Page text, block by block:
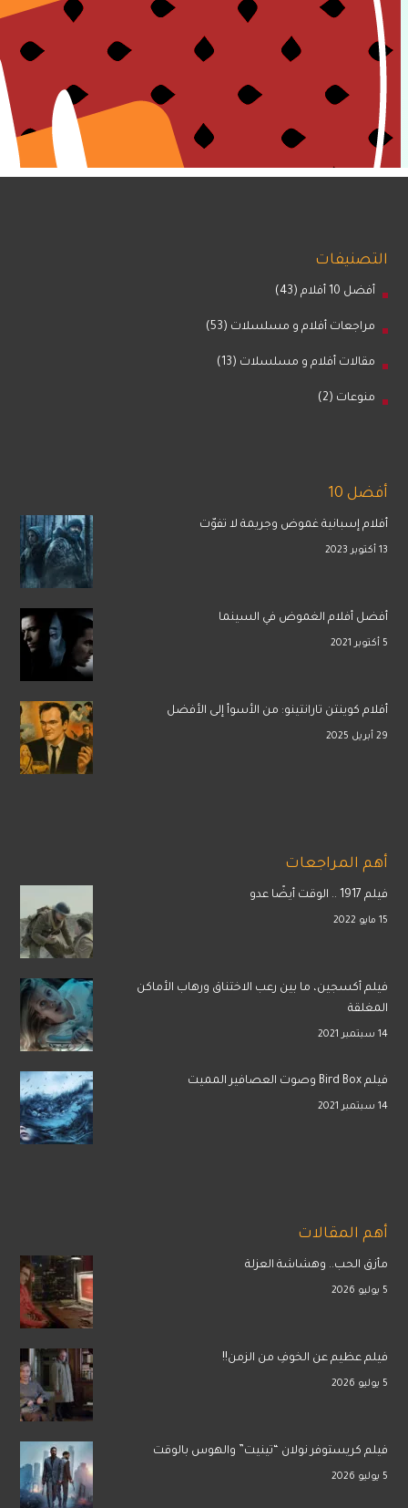
التصنيفات
أفضل 10 أفلام (43)
مراجعات أفلام و مسلسلات (53)
مقالات أفلام و مسلسلات (13)
منوعات (2)
أفضل 10
أفلام إسبانية غموض وجريمة لا تفوّت
13 أكتوبر 2023
أفضل أفلام الغموض في السينما
5 أكتوبر 2021
أفلام كوينتن تارانتينو: من الأسوأ إلى الأفضل
29 أبريل 2025
أهم المراجعات
فيلم 1917 .. الوقت أيضًا عدو
15 مايو 2022
فيلم أكسجين، ما بين رعب الاختناق ورهاب الأماكن
المغلقة
14 سبتمبر 2021
فيلم Bird Box وصوت العصافير المميت
14 سبتمبر 2021
أهم المقالات
مأزق الحب.. وهشاشة العزلة
5 يوليو 2026
فيلم عظيم عن الخوفِ من الزمن!!
5 يوليو 2026
فيلم كريستوفر نولان “تينيت” والهوس بالوقت
5 يوليو 2026